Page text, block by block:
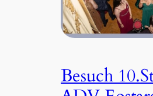
Besuch